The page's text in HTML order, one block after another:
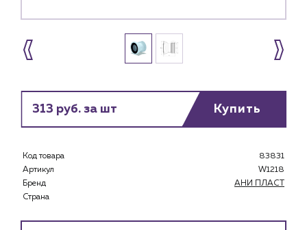
Каталог
313 руб. за шт Купить
Код товара
83831
Артикул
W1218
Бренд
АНИ ПЛАСТ
Страна